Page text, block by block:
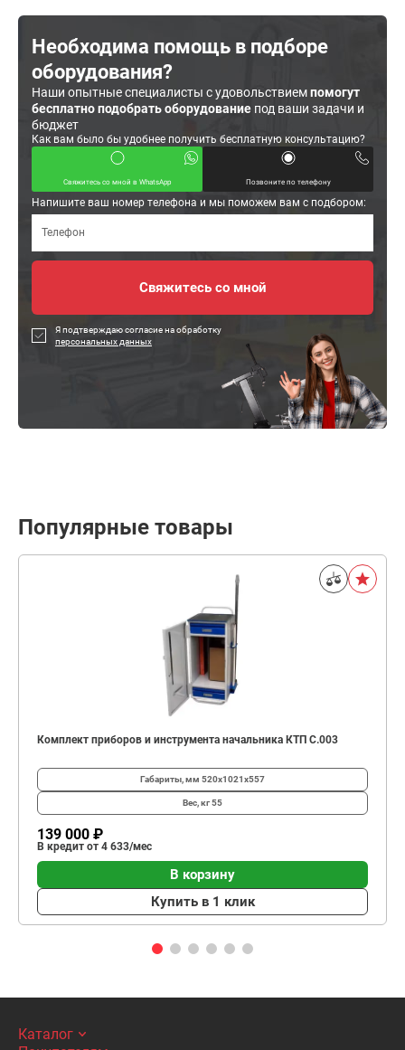
Необходима помощь в подборе
оборудования?
Наши опытные специалисты с удовольствиемпомогут
бесплатно подобрать оборудование под ваши задачи и
бюджет
Как вам было бы удобнее получить бесплатную консультацию?
Свяжитесь со мной в WhatsApp Позвоните по телефону
Напишите ваш номер телефона и мы поможем вам с подбором:
Я подтверждаю согласие на обработку
персональных данных
Популярные товары
Комплект приборов и инструмента начальника КТП C.003
Габариты, мм 520х1021х557
Вес, кг55
139 000 ₽
В кредит от 4 633/мес
В корзину
Купить в 1 клик
Каталог